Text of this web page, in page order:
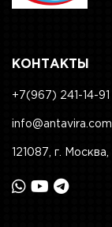
КОНТАКТЫ
+7(967) 241-14-91
info@antavira.com
121087, г.